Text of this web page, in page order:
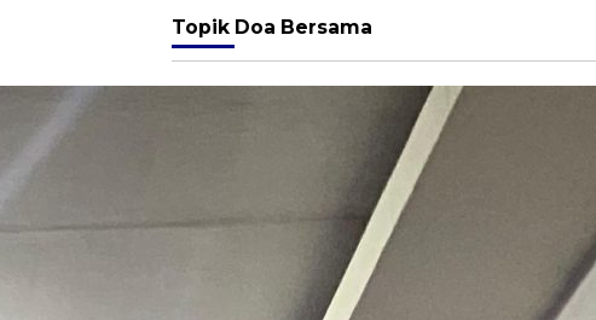
Topik Doa Bersama